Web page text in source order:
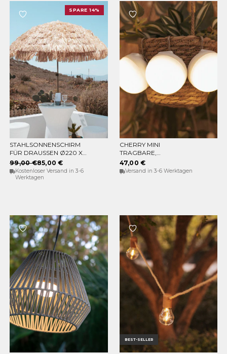
SPARE 14%
IN DEN WARENKORB
STAHLSONNENSCHIRM
FÜR DRAUSSEN Ø220 X 2
30CM
99,00 €85,00 €
Kostenloser Versand in 3-6
Werktagen
IN DEN WARENKORB
CHERRY MINI
TRAGBARE,
WIEDERAUFLADBARE
GLÜHBIRNE (PACKUNG
47,00 €
Versand in 3-6 Werktagen
BEST-SELLER